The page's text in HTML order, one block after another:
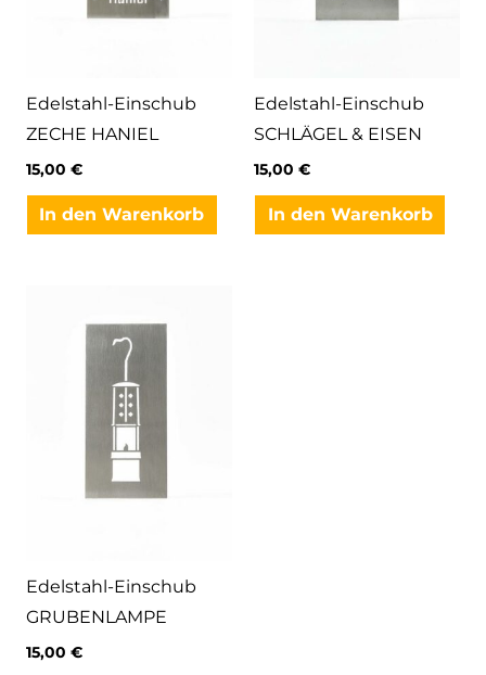
Edelstahl-Einschub
ZECHE HANIEL
15,00 €
In den Warenkorb
Edelstahl-Einschub
SCHLÄGEL & EISEN
15,00 €
In den Warenkorb
Edelstahl-Einschub
GRUBENLAMPE
15,00 €